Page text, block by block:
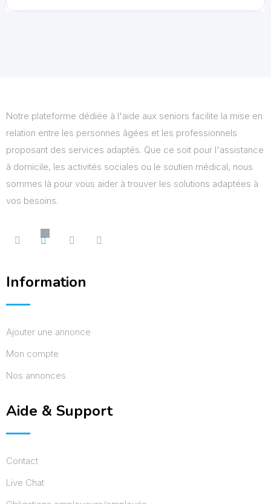
Notre plateforme dédiée à l'aide aux seniors facilite la mise en
relation entre les personnes âgées et les professionnels
proposant des services adaptés. Que ce soit pour l'assistance
à domicile, les activités sociales ou le soutien médical, nous
sommes là pour vous aider à trouver les solutions adaptées à
vos besoins.
Information
Ajouter une annonce
Mon compte
Nos annonces
Aide & Support
Contact
Live Chat